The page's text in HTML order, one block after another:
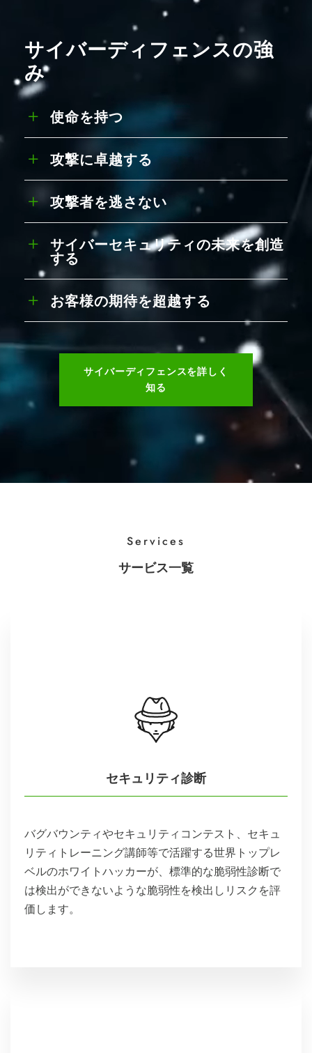
サイバーディフェンスの強
み
使命を持つ
攻撃に卓越する
攻撃者を逃さない
サイバーセキュリティの未来を創造
する
お客様の期待を超越する
サイバーディフェンスを詳しく
知る
Services
サービス一覧
セキュリティ診断
バグバウンティやセキュリティコンテスト、セキュ
リティトレーニング講師等で活躍する世界トップレ
ベルのホワイトハッカーが、標準的な脆弱性診断で
は検出ができないような脆弱性を検出しリスクを評
価します。